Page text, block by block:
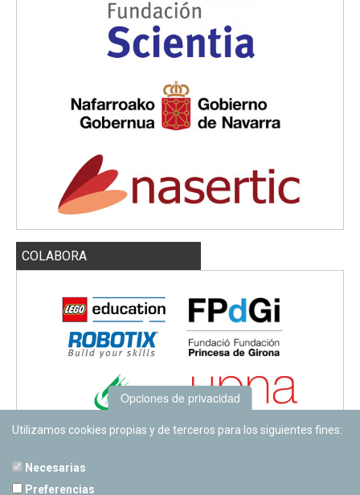
COLABORA
Opciones de privacidad
Utilizamos cookies propias y de terceros para los siguientes fines:
Necesarias
Preferencias